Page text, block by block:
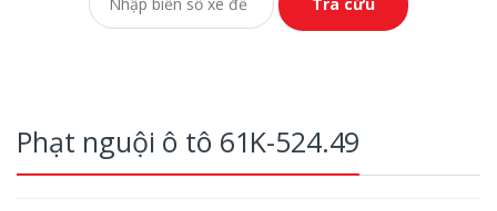
Phạt nguội ô tô 61K-524.49